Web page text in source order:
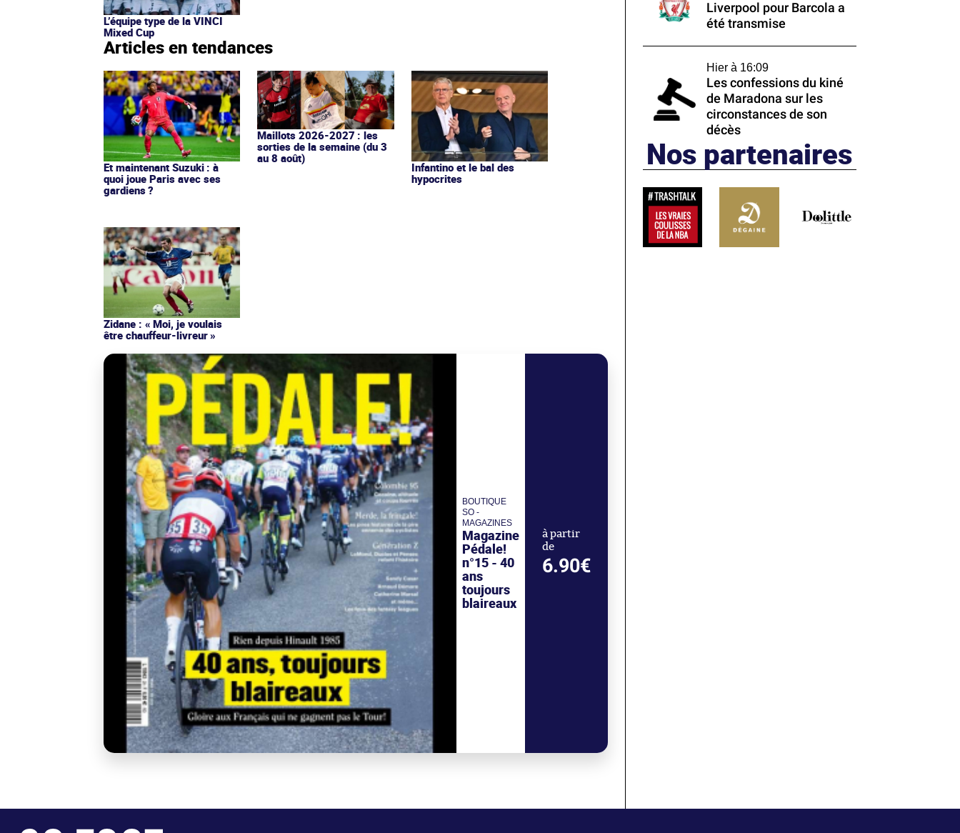
L’équipe type de la VINCI
Mixed Cup
Articles en tendances
Et maintenant Suzuki : à
quoi joue Paris avec ses
gardiens ?
Maillots 2026-2027 : les
sorties de la semaine (du 3
au 8 août)
Infantino et le bal des
hypocrites
Zidane : « Moi, je voulais
être chauffeur-livreur »
BOUTIQUE
SO -
MAGAZINES
Magazine
Pédale!
n°15 - 40
ans
toujours
blaireaux
à partir
de
6.90€
Liverpool pour Barcola a
été transmise
Hier à 16:09
Les confessions du kiné
de Maradona sur les
circonstances de son
décès
Nos partenaires